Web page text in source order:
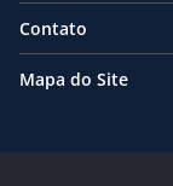
Contato
Mapa do Site